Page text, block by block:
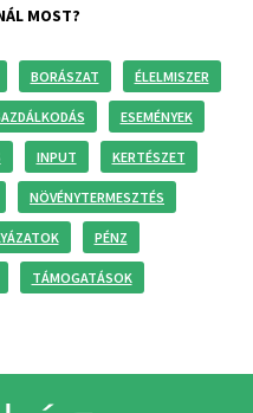
MOST?
BORÁSZAT ÉLELMISZER
ESEMÉNYEK
INPUT KERTÉSZET
NÖVÉNYTERMESZTÉS
PÉNZ
TÁMOGATÁSOK